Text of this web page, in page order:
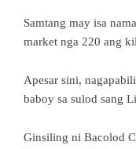
Samtang may isa
market nga 220 ang
Apesar sini,
baboy sa sulod sang
Ginsiling ni Bacolod